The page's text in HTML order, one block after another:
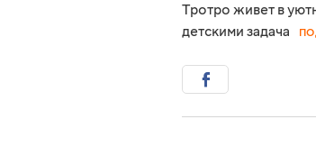
Тротро живет в
детскими задача